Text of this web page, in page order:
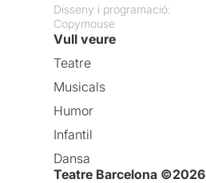
Disseny i programació:
Copymouse
Vull veure
Teatre
Musicals
Humor
Infantil
Dansa
Teatre Barcelona ©2026